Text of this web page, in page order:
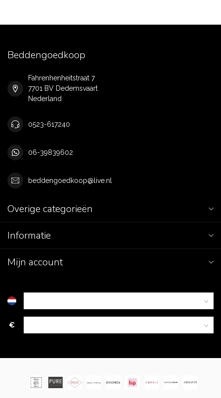
Beddengoedkoop
Fahrenhenheitstraat 7
7701 BV Dedemsvaart
Nederland
0523-617240
06-39839602
beddengoedkoop@live.nl
Overige categorieën
Informatie
Mijn account
€